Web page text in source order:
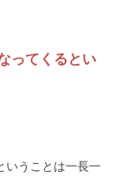
ってくるとい
いうことは一長一